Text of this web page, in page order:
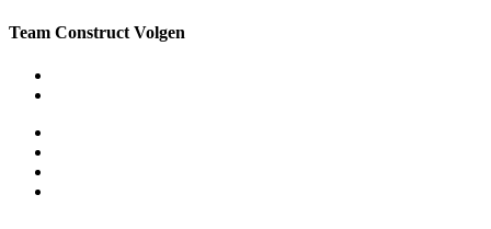
Team Construct Volgen